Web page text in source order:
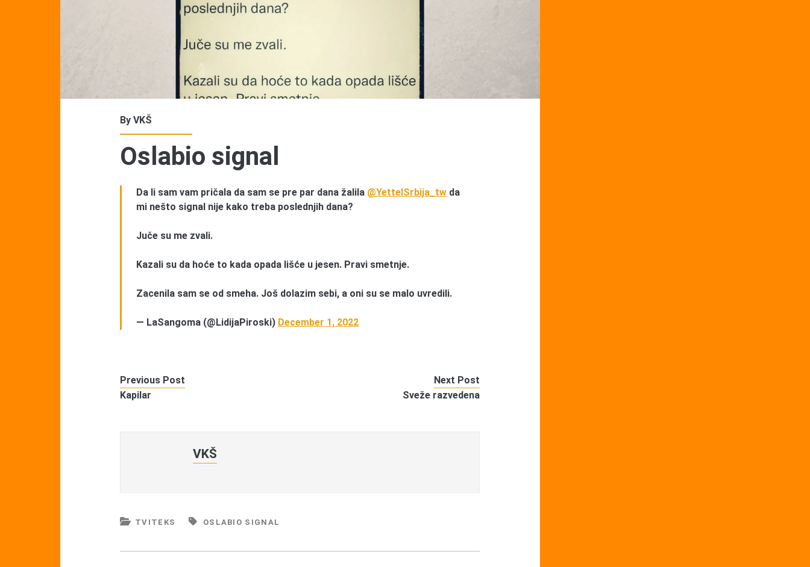
ByVKŠ
Oslabio signal
Da li sam vam pričala da sam se pre par dana žalila @YettelSrbija_tw da
mi nešto signal nije kako treba poslednjih dana?
Juče su me zvali.
Kazali su da hoće to kada opada lišće u jesen. Pravi smetnje.
Zacenila sam se od smeha. Još dolazim sebi, a oni su se malo uvredili.
— LaSangoma (@LidijaPiroski) December 1, 2022
Previous Post
Kapilar
Next Post
Sveže razvedena
VKŠ
TVITEKS OSLABIO SIGNAL